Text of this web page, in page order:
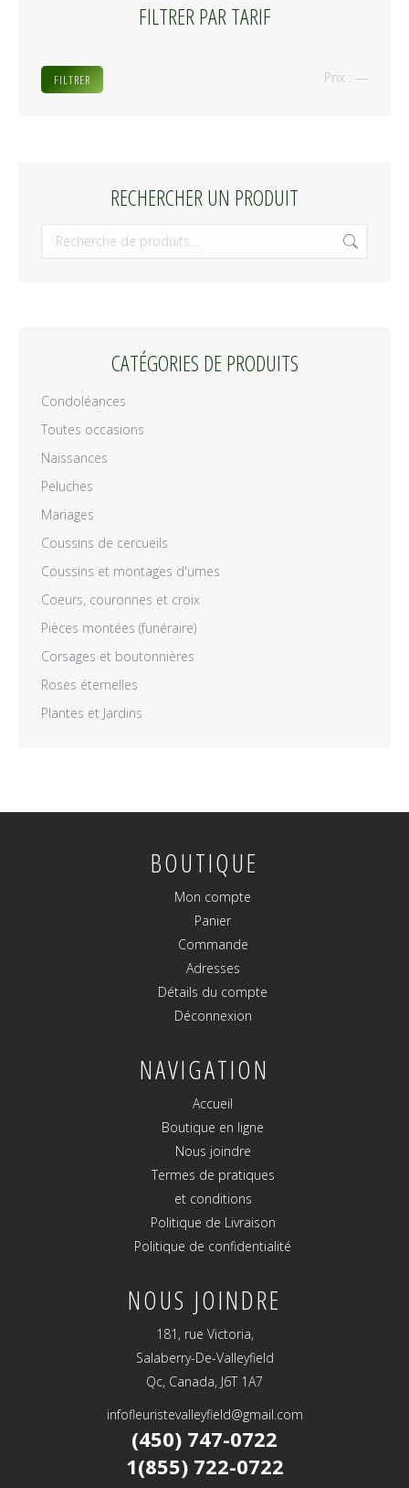
FILTRER PAR TARIF
FILTRER Prix : —
RECHERCHER UN PRODUIT
CATÉGORIES DE PRODUITS
Condoléances
Toutes occasions
Naissances
Peluches
Mariages
Coussins de cercueils
Coussins et montages d'urnes
Coeurs, couronnes et croix
Pièces montées (funéraire)
Corsages et boutonnières
Roses éternelles
Plantes et Jardins
BOUTIQUE
Mon compte
Panier
Commande
Adresses
Détails du compte
Déconnexion
NAVIGATION
Accueil
Boutique en ligne
Nous joindre
Termes de pratiques
et conditions
Politique de Livraison
Politique de confidentialité
NOUS JOINDRE
181, rue Victoria,
Salaberry-De-Valleyfield
Qc, Canada, J6T 1A7
infofleuristevalleyfield@gmail.com
(450) 747-0722
1(855) 722-0722